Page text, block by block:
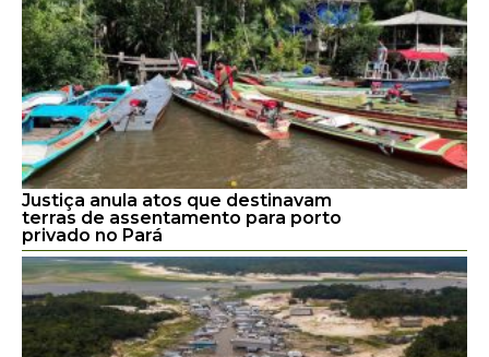
Justiça anula atos que destinavam
terras de assentamento para porto
privado no Pará